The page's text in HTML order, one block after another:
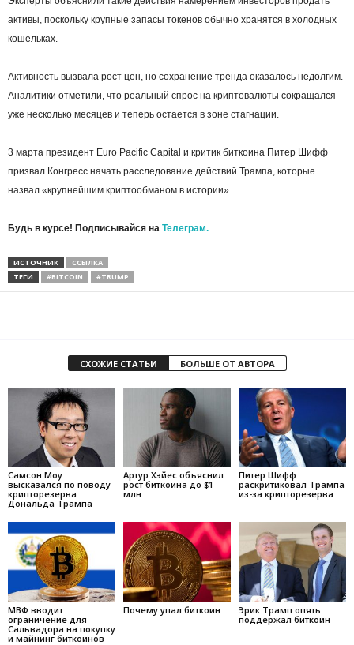
активы, поскольку крупные запасы токенов обычно хранятся в холодных
кошельках.
Активность вызвала рост цен, но сохранение тренда оказалось недолгим.
Аналитики отметили, что реальный спрос на криптовалюты сокращался
уже несколько месяцев и теперь остается в зоне стагнации.
3 марта президент Euro Pacific Capital и критик биткоина Питер Шифф
призвал Конгресс начать расследование действий Трампа, которые
назвал «крупнейшим криптообманом в истории».
Будь в курсе! Подписывайся на Телеграм.
ИСТОЧНИК
ССЫЛКА
ТЕГИ
#BITCOIN #TRUMP
СХОЖИЕ СТАТЬИ БОЛЬШЕ ОТ АВТОРА
Самсон Моу
высказался по поводу
крипторезерва
Дональда Трампа
Артур Хэйес объяснил
рост биткоина до $1
млн
Питер Шифф
раскритиковал Трампа
из-за крипторезерва
МВФ вводит
ограничение для
Сальвадора на покупку
и майнинг биткоинов
Почему упал биткоин
Эрик Трамп опять
поддержал биткоин